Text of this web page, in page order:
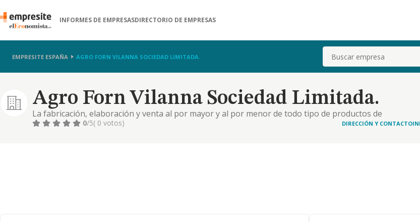
INFORMES DE EMPRESASDIRECTORIO DE EMPRESAS
EMPRESITE ESPAÑA AGRO FORN VILANNA SOCIEDAD LIMITADA. Buscar
Agro Forn Vilanna Sociedad Limitada.
La fabricación, elaboración y venta al por mayor y al por menor de todo tipo de productos de
panadería, pastelería y bollería. la venta al por mayor y al por menor de todo tipo de productos de
0/5( 0 votos) DIRECCIÓN Y CONTACTO